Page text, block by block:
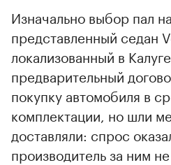
Изначально выбор пал
представленный седан
локализованный в
предварительный
покупку автомобиля в
комплектации, но шли
доставляли: спрос
производитель за ним